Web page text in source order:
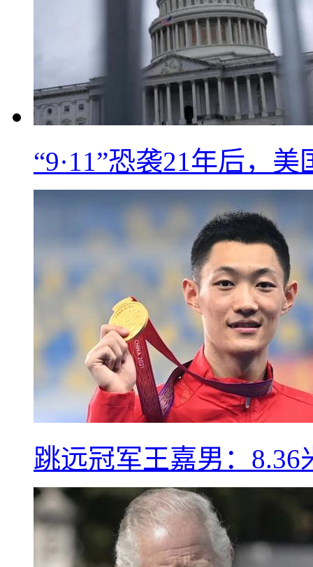
“9·11”恐袭21年后，
跳远冠军王嘉男：8.36